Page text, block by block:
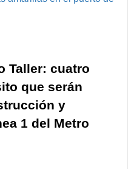
Taller: cuatro
que serán
y
1 del Metro